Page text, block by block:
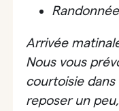
Arrivée
Nous vous
courtoisie
reposer un